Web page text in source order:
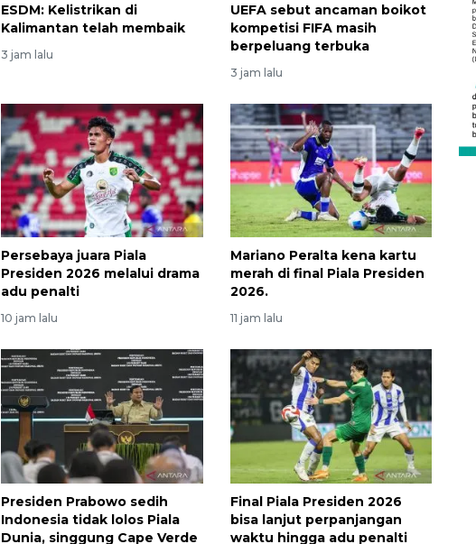
ESDM: Kelistrikan di
Kalimantan telah membaik
3 jam lalu
UEFA sebut ancaman boikot
kompetisi FIFA masih
berpeluang terbuka
3 jam lalu
Persebaya juara Piala
Presiden 2026 melalui drama
adu penalti
10 jam lalu
Mariano Peralta kena kartu
merah di final Piala Presiden
2026.
11 jam lalu
Presiden Prabowo sedih
Indonesia tidak lolos Piala
Dunia, singgung Cape Verde
Final Piala Presiden 2026
bisa lanjut perpanjangan
waktu hingga adu penalti
laki
2026-08-06 06:30:00